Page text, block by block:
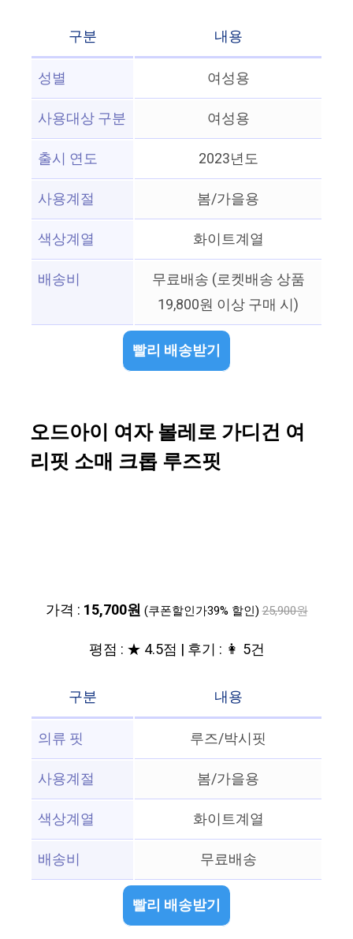
구분
내용
성별
여성용
사용대상 구분
여성용
출시 연도
2023년도
사용계절
봄/가을용
색상계열
화이트계열
배송비
무료배송 (로켓배송 상품
19,800원 이상 구매 시)
빨리 배송받기
오드아이 여자 볼레로 가디건 여
리핏 소매 크롭 루즈핏
가격 : 15,700원 (쿠폰할인가39% 할인) 25,900원
평점 : ★ 4.5점 | 후기 : 👩 5건
구분
내용
의류 핏
루즈/박시핏
사용계절
봄/가을용
색상계열
화이트계열
배송비
무료배송
빨리 배송받기